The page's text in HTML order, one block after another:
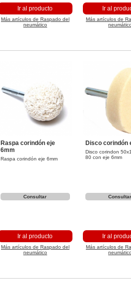
Ir al producto
Más artículos de Raspado del
neumático
Ir al
Más artículos de
Raspa corindón eje
6mm
Raspa corindón eje 6mm
Consultar
Ir al producto
Más artículos de Raspado del
neumático
Disco corindón
Disco corindon
80 con eje 6mm
Ir al
Más artículos de